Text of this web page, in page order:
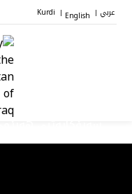
عربي |
English
|
Kurdi